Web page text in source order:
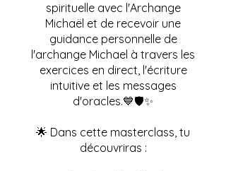
spirituelle avec l'Archange
Michaël et de recevoir une
guidance personnelle de
l'archange Michael à travers les
exercices en direct, l'écriture
intuitive et les messages
d'oracles.💙🛡️✨
🌟 Dans cette masterclass, tu
découvriras :